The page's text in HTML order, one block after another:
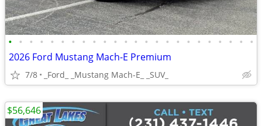
• • • • • • • • • • • • • • • • • • • • • • • •
2026 Ford Mustang Mach-E Premium
7/8 _Ford_ _Mustang Mach-E_ _SUV_
$56,646